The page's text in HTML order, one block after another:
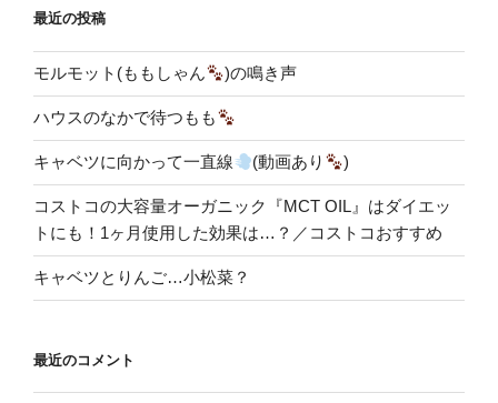
最近の投稿
モルモット(ももしゃん )の鳴き声
ハウスのなかで待つもも
キャベツに向かって一直線 (動画あり )
コストコの大容量オーガニック『MCT OIL』はダイエッ
トにも！1ヶ月使用した効果は…？／コストコおすすめ
キャベツとりんご…小松菜？
最近のコメント